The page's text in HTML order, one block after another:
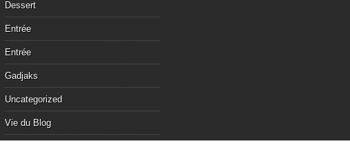
Dessert
Entrée
Entrée
Gadjaks
Uncategorized
Vie du Blog